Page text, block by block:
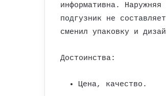
информативна.
подгузник не
сменил упаковку и
Достоинства:
Цена, качество.